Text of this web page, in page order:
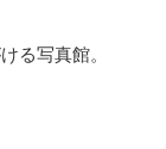
る写真館。